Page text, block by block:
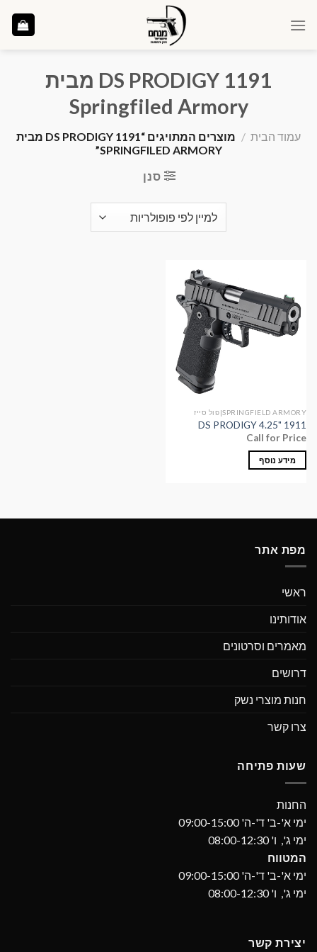
1191 DS PRODIGY מבית
Springfiled Armory
עמוד הבית /
מוצרים המתויגים “1191 DS PRODIGY מבית
SPRINGFILED ARMORY”
סנן
SPRINGFIELD ARMORY|פול סייז
1911 "DS PRODIGY 4.25
Call for Price
מידע נוסף
מפת אתר
ראשי
אודותינו
מאמרים וסרטונים
דרושים
חנות מוצרי נשק
צרו קשר
שעות פתיחה
החנות
ימי א'-ב' ד'-ה' 09:00-15:00
ימי ג', ו' 08:00-12:30
המטווח
ימי א'-ב' ד'-ה' 09:00-15:00
ימי ג', ו' 08:00-12:30
יצירת קשר